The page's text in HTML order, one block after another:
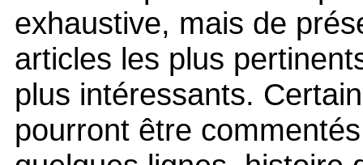
exhaustive, mais de
articles les plus
plus intéressants.
pourront être